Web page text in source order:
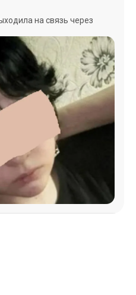
на связь через